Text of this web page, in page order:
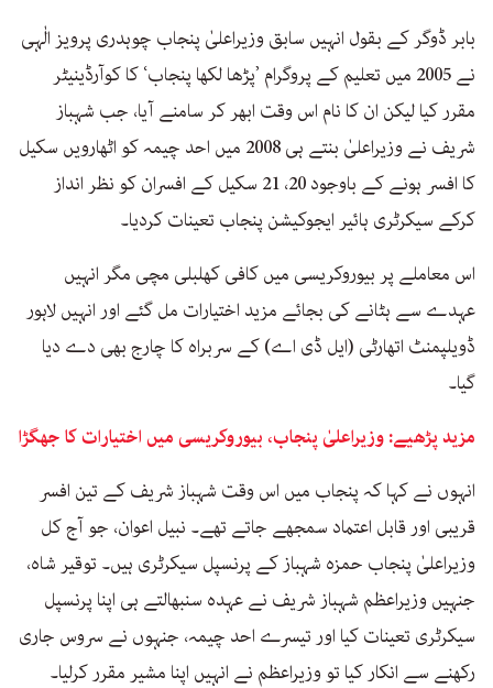
بابر ڈوگر کے بقول انہیں سابق وزیراعلیٰ پنجاب چوہدری پرویز الٰہی
نے 2005 میں تعلیم کے پروگرام ’پڑھا لکھا پنجاب‘ کا کوآرڈینیٹر
مقرر کیا لیکن ان کا نام اس وقت ابھر کر سامنے آیا، جب شہباز
شریف نے وزیراعلیٰ بنتے ہی 2008 میں احد چیمہ کو اٹھارویں سکیل
کا افسر ہونے کے باوجود 20، 21 سکیل کے افسران کو نظر انداز
کرکے سیکرٹری ہائیر ایجوکیشن پنجاب تعینات کردیا۔
اس معاملے پر بیوروکریسی میں کافی کھلبلی مچی مگر انہیں
عہدے سے ہٹانے کی بجائے مزید اختیارات مل گئے اور انہیں لاہور
ڈویلپمنٹ اتھارٹی (ایل ڈی اے) کے سربراہ کا چارج بھی دے دیا
گیا۔
مزید پڑھیے: وزیراعلیٰ پنجاب، بیوروکریسی میں اختیارات کا جھگڑا
انہوں نے کہا کہ پنجاب میں اس وقت شہباز شریف کے تین افسر
قریبی اور قابل اعتماد سمجھے جاتے تھے۔ نبیل اعوان، جو آج کل
وزیراعلیٰ پنجاب حمزہ شہباز کے پرنسپل سیکرٹری ہیں۔ توقیر شاہ،
جنہیں وزیراعظم شہباز شریف نے عہدہ سنبھالتے ہی اپنا پرنسپل
سیکرٹری تعینات کیا اور تیسرے احد چیمہ، جنہوں نے سروس جاری
رکھنے سے انکار کیا تو وزیراعظم نے انہیں اپنا مشیر مقرر کرلیا۔